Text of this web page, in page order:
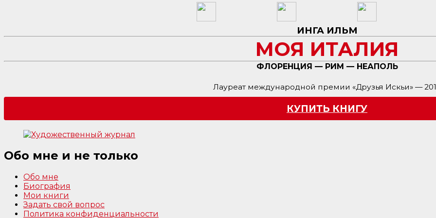
ИНГА ИЛЬМ
МОЯ ИТАЛИЯ
ФЛОРЕНЦИЯ — РИМ — НЕАПОЛЬ
Лауреат международной премии «Друзья Искьи» —
КУПИТЬ КНИГУ
Обо мне и не только
Обо мне
Биография
Мои книги
Задать свой вопрос
Политика конфиденциальности